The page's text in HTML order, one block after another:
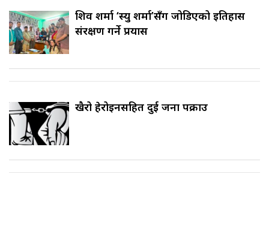
शिव शर्मा ‘स्यु शर्मा’सँग जोडिएको इतिहास
संरक्षण गर्ने प्रयास
खैरो हेरोइनसहित दुई जना पक्राउ